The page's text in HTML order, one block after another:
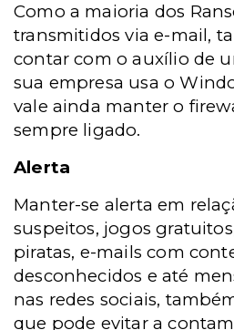
Como a maioria dos
transmitidos via e-mail,
contar com o auxílio de
sua empresa usa o
vale ainda manter o
sempre ligado.
Alerta
Manter-se alerta em
suspeitos, jogos
piratas, e-mails com
desconhecidos e até
nas redes sociais,
que pode evitar a